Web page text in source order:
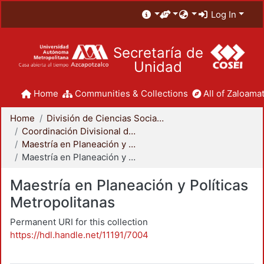
Log In
Secretaría de
Unidad
Home Communities & Collections All of
Home
División de Ciencias Sociales y Humanidades
Coordinación Divisional de Posgrado
Maestría en Planeación y Políticas Metropolitanas
Maestría en Planeación y Políticas Metropolitanas
Maestría en Planeación y Políticas
Metropolitanas
Permanent URI for this collection
https://hdl.handle.net/11191/7004